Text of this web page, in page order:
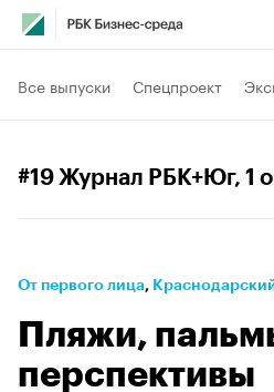
Все выпуски Спецпроект
#19 Журнал РБК+Юг, 1
От первого лица⁠,
Пляжи,
перспективы